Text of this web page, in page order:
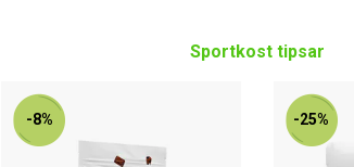
Sportkost tipsar
-8% -25%